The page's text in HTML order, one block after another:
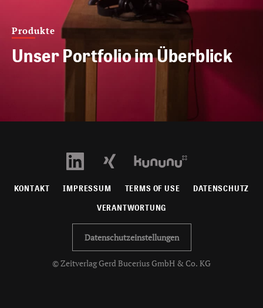
Produkte
Unser Portfolio im Überblick
KONTAKT IMPRESSUM TERMS OF USE DATENSCHUTZ
VERANTWORTUNG
Datenschutzeinstellungen
© Zeitverlag Gerd Bucerius GmbH & Co. KG